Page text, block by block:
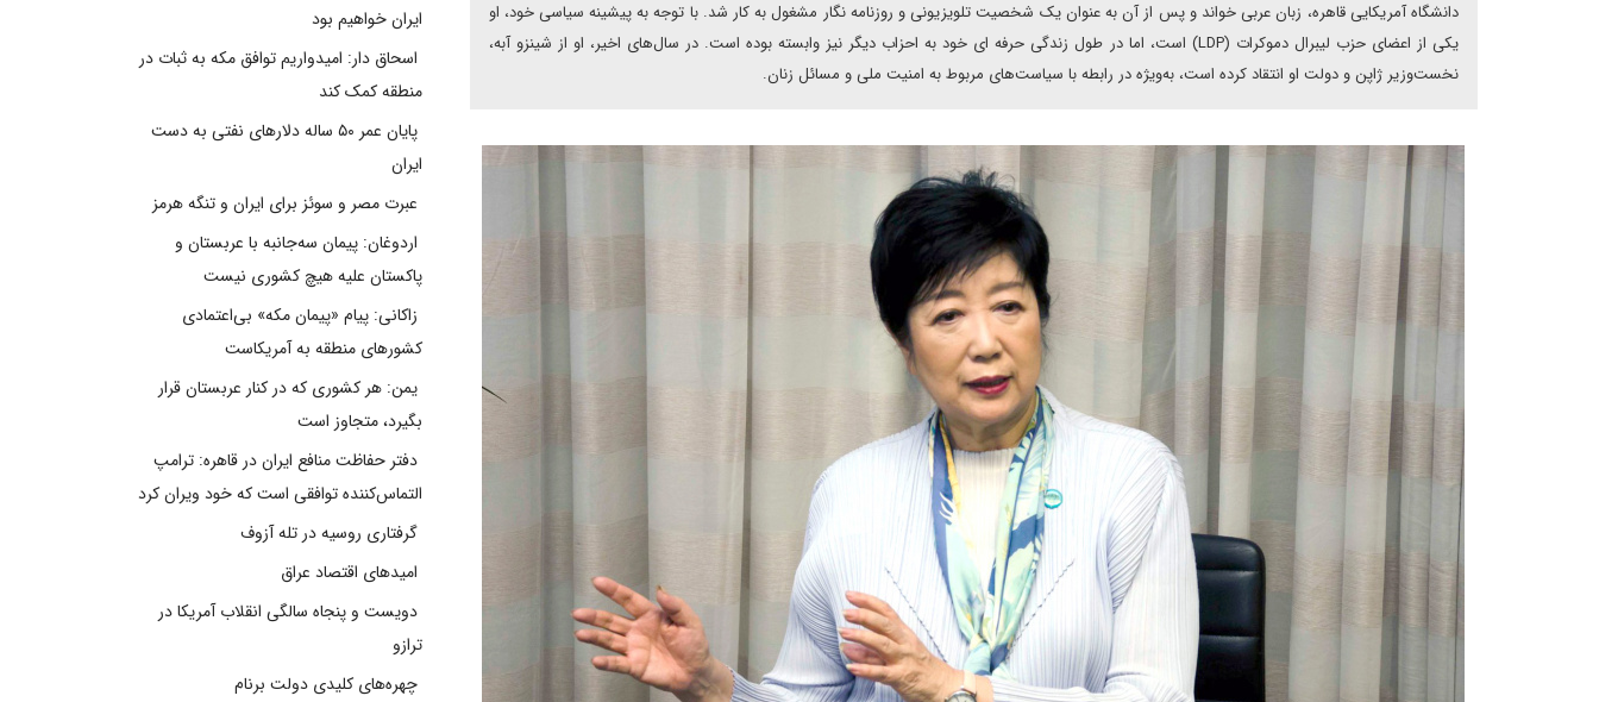
دانشگاه آمریکایی قاهره، زبان عربی خواند و پس از آن به عنوان یک شخصیت تلویزیونی و روزنامه نگار مشغول به کار شد. با توجه به پیشینه سیاسی خود، او
یکی از اعضای حزب لیبرال دموکرات (LDP) است، اما در طول زندگی حرفه ای خود به احزاب دیگر نیز وابسته بوده است. در سال‌های اخیر، او از شینزو آبه،
نخست‌وزیر ژاپن و دولت او انتقاد کرده است، به‌ویژه در رابطه با سیاست‌های مربوط به امنیت ملی و مسائل زنان.
ایران خواهیم بود
اسحاق دار: امیدواریم توافق مکه به ثبات در
منطقه کمک کند
پایان عمر ۵۰ ساله دلارهای نفتی به دست
ایران
عبرت مصر و سوئز برای ایران و تنگه هرمز
اردوغان: پیمان سه‌جانبه با عربستان و
پاکستان علیه هیچ کشوری نیست
زاکانی: پیام «پیمان مکه» بی‌اعتمادی
کشورهای منطقه به آمریکاست
یمن: هر کشوری که در کنار عربستان قرار
بگیرد، متجاوز است
دفتر حفاظت منافع ایران در قاهره: ترامپ
التماس‌کننده توافقی است که خود ویران کرد
گرفتاری روسیه در تله آزوف
امیدهای اقتصاد عراق
دویست و پنجاه سالگی انقلاب آمریکا در
ترازو
چهره‌های کلیدی دولت برنام